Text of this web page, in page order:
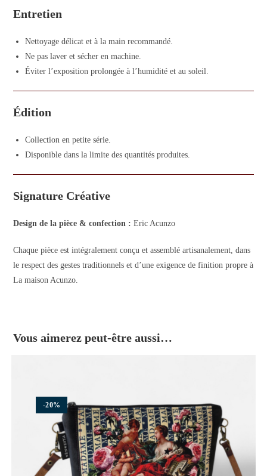
Entretien
Nettoyage délicat et à la main recommandé.
Ne pas laver et sécher en machine.
Éviter l’exposition prolongée à l’humidité et au soleil.
Édition
Collection en petite série.
Disponible dans la limite des quantités produites.
Signature Créative
Design de la pièce & confection : Eric Acunzo
Chaque pièce est intégralement conçu et assemblé artisanalement, dans
le respect des gestes traditionnels et d’une exigence de finition propre à
La maison Acunzo.
Vous aimerez peut-être aussi…
-20%